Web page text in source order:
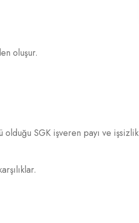
oluşur.
olduğu SGK işveren payı ve işsizlik